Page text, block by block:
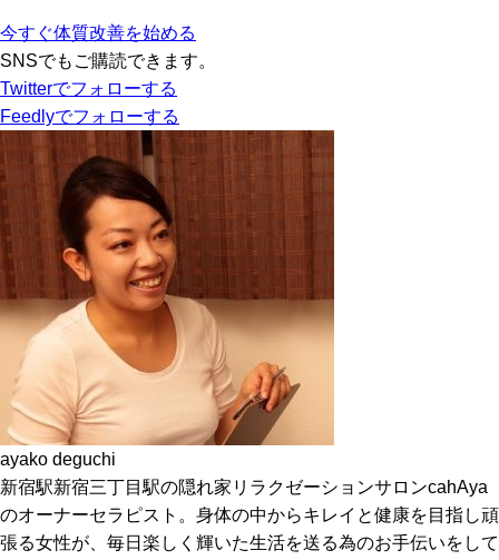
c
e
b
o
o
k
tt
er
ail
今すぐ体質改善を始める
SNSでもご購読できます。
Twitterでフォローする
Feedlyでフォローする
ayako deguchi
新宿駅新宿三丁目駅の隠れ家リラクゼーションサロンcahAya
のオーナーセラピスト。身体の中からキレイと健康を目指し頑
張る女性が、毎日楽しく輝いた生活を送る為のお手伝いをして